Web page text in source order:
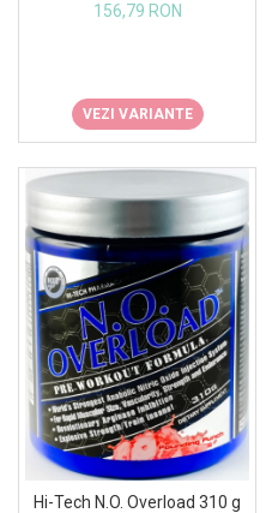
156,79 RON
VEZI VARIANTE
Hi-Tech N.O. Overload 310 g